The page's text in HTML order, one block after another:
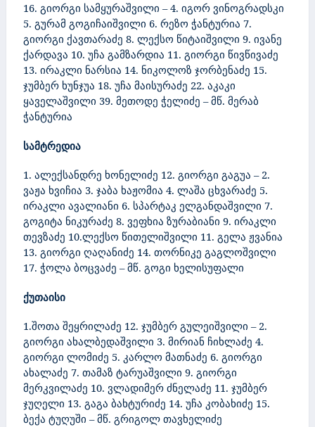
16. გიორგი სამყურაშვილი – 4. იგორ ვინოგრადსკი
5. გურამ გოგიჩაიშვილი 6. რეზო ჭანტურია 7.
გიორგი ქავთარაძე 8. ლექსო წიტაიშვილი 9. ივანე
ქარდავა 10. უჩა გამზარდია 11. გიორგი წივწივაძე
13. ირაკლი ნარსია 14. ნიკოლოზ ჯორბენაძე 15.
ჯუმბერ ხუნჯუა 18. უჩა მაისურაძე 22. აკაკი
ყაველაშვილი 39. მეთოდე ჭელიძე – მწ. მერაბ
ჭანტურია
სამტრედია
1. ალექსანდრე ხონელიძე 12. გიორგი გაგუა – 2.
ვაჟა ხვიჩია 3. ჯაბა ხაჟომია 4. ლაშა ცხვარაძე 5.
ირაკლი ავალიანი 6. სპარტაკ ელგანდაშვილი 7.
გოგიტა ნიკურაძე 8. ვეფხია ზურაბიანი 9. ირაკლი
თევზაძე 10.ლექსო წითელიშვილი 11. გელა ჟვანია
13. გიორგი ღაღანიძე 14. თორნიკე გაგლოშვილი
17. ჭოლა ბოცვაძე – მწ. გოგი ხელისუფალი
ქუთაისი
1.შოთა შეყრილაძე 12. ჯუმბერ გულეიშვილი – 2.
გიორგი ახალბედაშვილი 3. მირიან ჩიხლაძე 4.
გიორგი ლომიძე 5. კარლო მათნაძე 6. გიორგი
ახალაძე 7. თამაზ ტარუაშვილი 9. გიორგი
მერკვილაძე 10. ვლადიმერ ძნელაძე 11. ჯუმბერ
ჯუღელი 13. გაგა ბახტურიძე 14. უჩა კობახიძე 15.
ბექა ტუღუში – მწ. გრიგოლ თავხელიძე